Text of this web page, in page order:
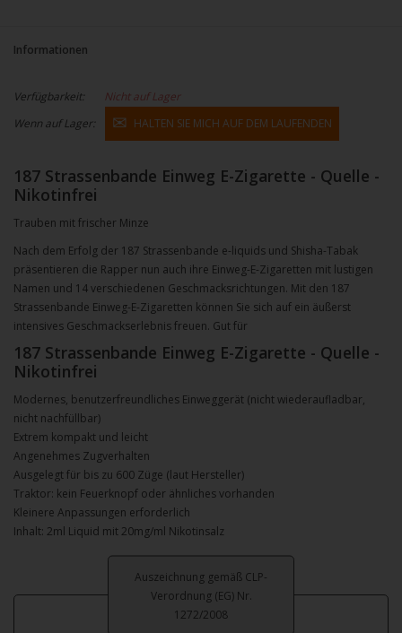
Informationen
Verfügbarkeit:
Nicht auf Lager
Wenn auf Lager:
HALTEN SIE MICH AUF DEM LAUFENDEN
187 Strassenbande Einweg E-Zigarette - Quelle -
Nikotinfrei
Trauben mit frischer Minze
Nach dem Erfolg der 187 Strassenbande e-liquids und Shisha-Tabak
präsentieren die Rapper nun auch ihre Einweg-E-Zigaretten mit lustigen
Namen und 14 verschiedenen Geschmacksrichtungen. Mit den 187
Strassenbande Einweg-E-Zigaretten können Sie sich auf ein äußerst
intensives Geschmackserlebnis freuen. Gut für
187 Strassenbande Einweg E-Zigarette - Quelle -
Nikotinfrei
Modernes, benutzerfreundliches Einweggerät (nicht wiederaufladbar,
nicht nachfüllbar)
Extrem kompakt und leicht
Angenehmes Zugverhalten
Ausgelegt für bis zu 600 Züge (laut Hersteller)
Traktor: kein Feuerknopf oder ähnliches vorhanden
Kleinere Anpassungen erforderlich
Inhalt: 2ml Liquid mit 20mg/ml Nikotinsalz
Auszeichnung gemäß CLP-
Verordnung (EG) Nr.
1272/2008